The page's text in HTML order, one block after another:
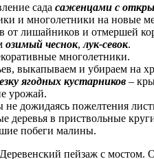
сада саженцами с
и многолетники на новые
от лишайников и отмершей
озимый чеснок,лук-севок.
многолетники.
выкапываем и убираем на
ягодных кустарников –
урожай.
дожидаясь пожелтения
деревья в приствольные
побеги малины.